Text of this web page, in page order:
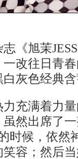
旭茉
改往日青
灰色经典
充满着力量
然出席了
时候，依然
容；然后